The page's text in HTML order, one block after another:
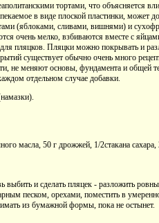
тортами, что объясняется
в виде плоской пластинки, может
(яблоками, сливами, вишнями) и
очень мелко, взбиваются вместе с
пляцков. Пляцки можно покрывать и
существует обычно очень много
не меняют основы, фундамента и общей
отдельном случае добавки.
масла, 50 г дрожжей, 1/2стакана
выбить и сделать пляцек - разложить
песком, орехами, поместить в
из бумажной формы, пока не остынет.